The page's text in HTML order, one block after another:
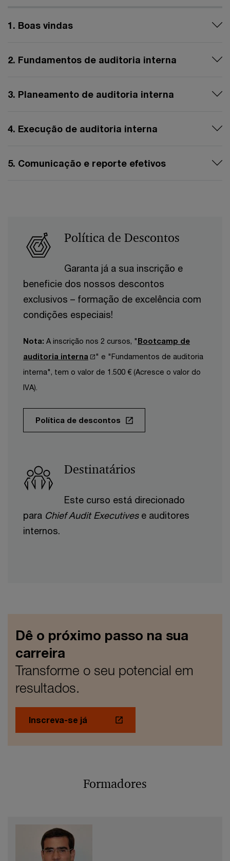
1. Boas vindas
2. Fundamentos de auditoria interna
3. Planeamento de auditoria interna
4. Execução de auditoria interna
5. Comunicação e reporte efetivos
Política de Descontos
Garanta já a sua inscrição e
beneficie dos nossos descontos
exclusivos – formação de excelência com
condições especiais!
Nota: A inscrição nos 2 cursos, "Bootcamp de
auditoria interna
" e "Fundamentos de auditoria
interna", tem o valor de 1.500 € (Acresce o valor do
IVA).
Política de descontos
Destinatários
Este curso está direcionado
para Chief Audit Executivese auditores
internos.
Dê o próximo passo na sua
carreira
Transforme o seu potencial em
resultados.
Inscreva-se já
Formadores